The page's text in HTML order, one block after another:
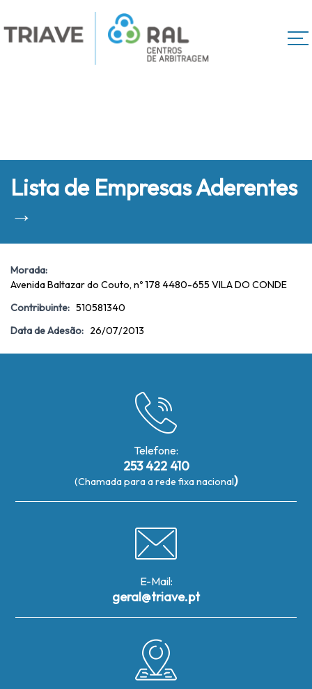
Lista de Empresas Aderentes
→
Morada:
Avenida Baltazar do Couto, nº 178 4480-655 VILA DO CONDE
Contribuinte: 510581340
Data de Adesão: 26/07/2013
Telefone:
253 422 410
(Chamada para a rede fixa nacional)
E-Mail:
geral@triave.pt